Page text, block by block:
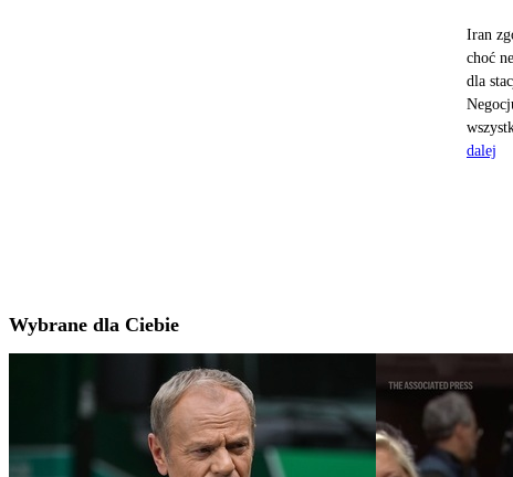
Iran
choć
dla
dalej
Wybrane dla Ciebie